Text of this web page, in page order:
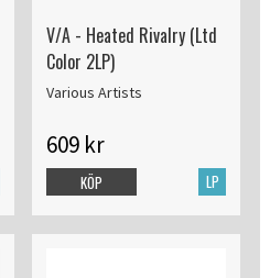
V/A - Heated Rivalry (Ltd
Color 2LP)
Various Artists
609 kr
LP
KÖP